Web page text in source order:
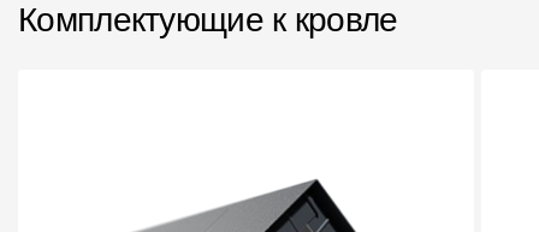
Комплектующие к кровле